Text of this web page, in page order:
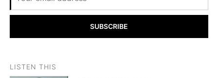
SUBSCRIBE
LISTEN THIS